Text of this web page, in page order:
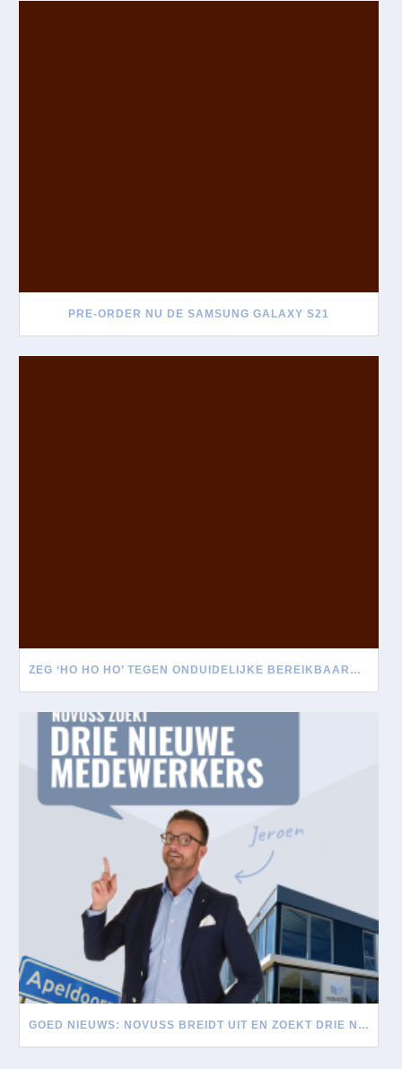
PRE-ORDER NU DE SAMSUNG GALAXY S21
ZEG ‘HO HO HO’ TEGEN ONDUIDELIJKE BEREIKBAARHEID TIJDENS DE FEESTDAGEN
GOED NIEUWS: NOVUSS BREIDT UIT EN ZOEKT DRIE NIEUWE MEDEWERKERS